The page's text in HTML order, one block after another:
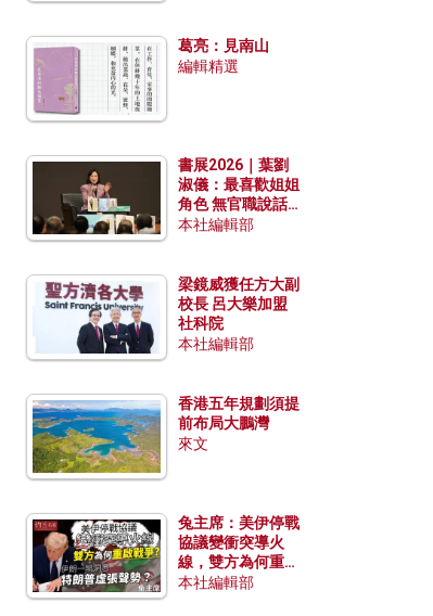
葛亮：見南山
編輯精選
書展2026｜葉劉
淑儀：最喜歡姐姐
角色 無官職說話
包袱少
本社編輯部
梁鏡威獲任方大副
校長 呂大樂加盟
社科院
本社編輯部
香港五年規劃須提
前布局大鵬灣
來文
兔主席：美伊停戰
協議變衝突導火
線，雙方為何重啟
戰爭？伊朗一早洞
本社編輯部